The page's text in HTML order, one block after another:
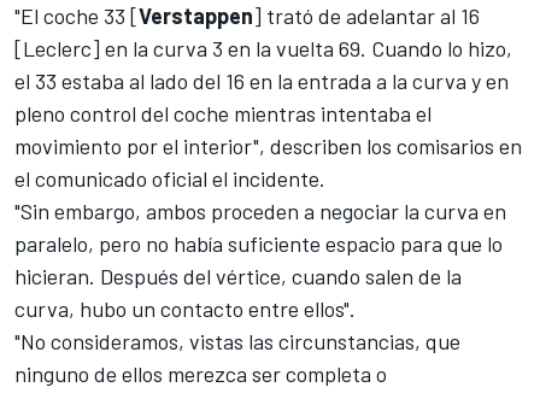
"El coche 33 [Verstappen] trató de adelantar al 16
[Leclerc] en la curva 3 en la vuelta 69. Cuando lo hizo,
el 33 estaba al lado del 16 en la entrada a la curva y en
pleno control del coche mientras intentaba el
movimiento por el interior", describen los comisarios en
el comunicado oficial el incidente.
"Sin embargo, ambos proceden a negociar la curva en
paralelo, pero no había suficiente espacio para que lo
hicieran. Después del vértice, cuando salen de la
curva, hubo un contacto entre ellos".
"No consideramos, vistas las circunstancias, que
ninguno de ellos merezca ser completa o